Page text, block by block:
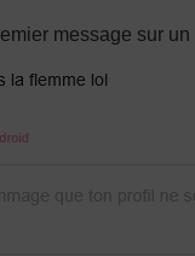
message sur